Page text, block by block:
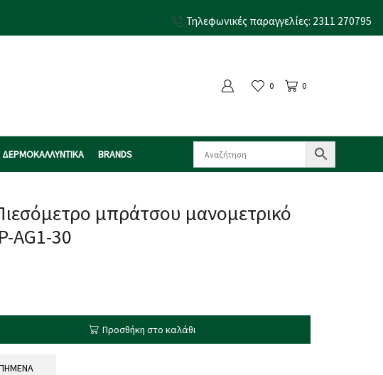
Τηλεφωνικές παραγγελίες: 2311 270795
0 0
ΔΕΡΜΟΚΑΛΛΥΝΤΙΚΑ BRANDS
μπράτσου μανομετρικό
AG1-30
Προσθήκη στο καλάθι